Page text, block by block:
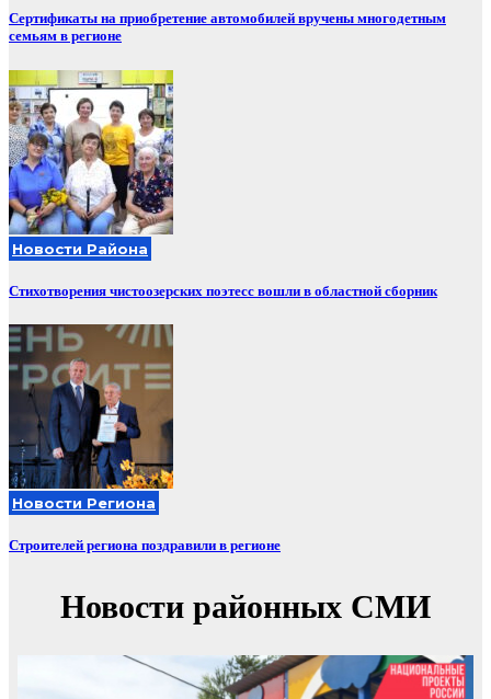
Сертификаты на приобретение автомобилей вручены многодетным
семьям в регионе
Новости Района
Стихотворения чистоозерских поэтесс вошли в областной сборник
Новости Региона
Строителей региона поздравили в регионе